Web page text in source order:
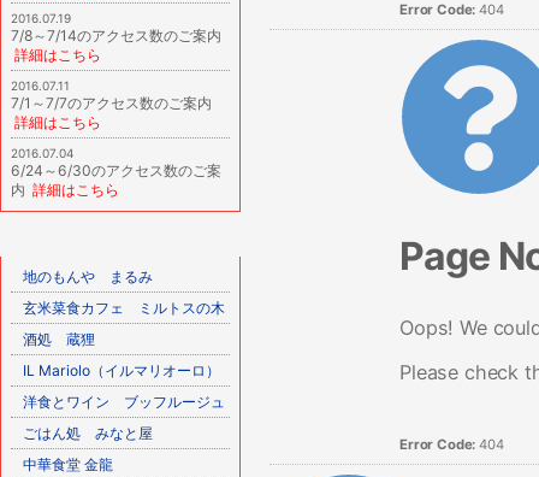
2016.07.19
7/8～7/14のアクセス数のご案内
詳細はこちら
2016.07.11
7/1～7/7のアクセス数のご案内
詳細はこちら
2016.07.04
6/24～6/30のアクセス数のご案
内 詳細はこちら
地のもんや まるみ
玄米菜食カフェ ミルトスの木
酒処 蔵狸
IL Mariolo（イルマリオーロ）
洋食とワイン ブッフルージュ
ごはん処 みなと屋
中華食堂 金龍
Error Code: 404
Page
Oops! We
Please check
Error Code: 404